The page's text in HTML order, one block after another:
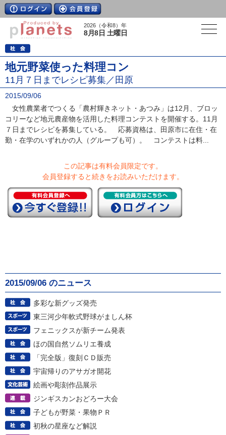
2026（令和8）年
8月8日 土曜日
地元野菜使った料理コン
11月７日までレシピ募集／田原
2015/09/06
女性農業者でつくる「農村輝きネット・あつみ」は12月、ブロッ
コリーなど地元農産物を活用した料理コンテストを開催する。11月
７日までレシピを募集している。 応募資格は、田原市に在住・在
勤・在学のいずれかの人（グループも可）。 コンテストは料...
この記事は有料会員限定です。
会員登録すると続きをお読みいただけます。
2015/09/06 のニュース
多彩な新グッズ発売
東三河少年軟式野球がましん杯
フェニックスが新チーム発表
ほの国自然ソムリエ養成
「完全版」復刻ＣＤ販売
宇宙帰りのアサガオ開花
絵画や彫刻作品展示
ジンギスカンおどろー大会
子どもが野菜・果物ＰＲ
初秋の星座など解説